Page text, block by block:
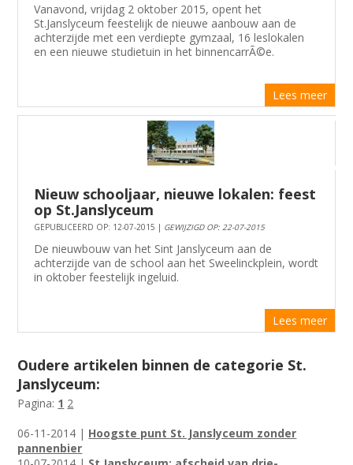
Vanavond, vrijdag 2 oktober 2015, opent het
St.Janslyceum feestelijk de nieuwe aanbouw aan de
achterzijde met een verdiepte gymzaal, 16 leslokalen
en een nieuwe studietuin in het binnencarrÃ©e.
Lees meer
Nieuw schooljaar, nieuwe lokalen: feest
op St.Janslyceum
GEPUBLICEERD OP: 12-07-2015 | GEWIJZIGD OP: 22-07-2015
De nieuwbouw van het Sint Janslyceum aan de
achterzijde van de school aan het Sweelinckplein, wordt
in oktober feestelijk ingeluid.
Lees meer
Oudere artikelen binnen de categorie St.
Janslyceum:
Pagina: 1 2
06-11-2014 | Hoogste punt St. Janslyceum zonder
pannenbier